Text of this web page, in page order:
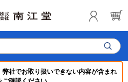
社でお取り扱いできない内容が含まれ